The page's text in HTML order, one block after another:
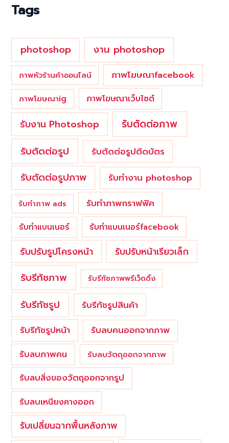
Tags
photoshop งาน photoshop
ภาพหัวร้านค้าออนไลน์ ภาพโฆษณาfacebook
ภาพโฆษณาig ภาพโฆษณาเว็บไซต์
รับงาน Photoshop
รับตัดต่อภาพ
รับตัดต่อรูป
รับตัดต่อรูปติดบัตร
รับตัดต่อรูปภาพ รับทำงาน photoshop
รับทำภาพ ads รับทำภาพกราฟฟิค
รับทำแบนเนอร์ รับทำแบนเนอร์facebook
รับปรับรูปโครงหน้า รับปรับหน้าเรียวเล็ก
รับรีทัชภาพ รับรีทัชภาพพรีเว็ดดิ้ง
รับรีทัชรูป
รับรีทัชรูปสินค้า
รับรีทัชรูปหน้า
รับลบคนออกจากภาพ
รับลบภาพคน
รับลบวัตถุออกจากภาพ
รับลบสิ่งของวัตถุออกจากรูป
รับลบเหนียงคางออก
รับเปลี่ยนฉากพื้นหลังภาพ